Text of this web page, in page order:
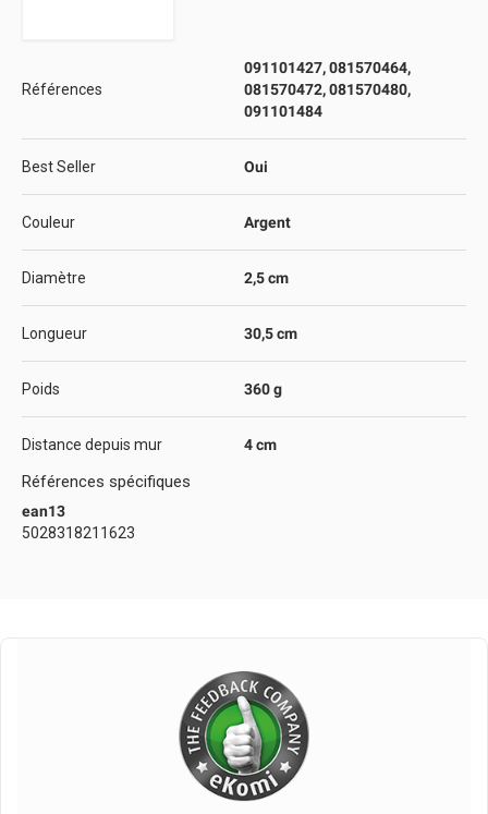
Références
091101427, 081570464,
081570472, 081570480,
091101484
Best Seller Oui
Couleur Argent
Diamètre 2,5 cm
Longueur 30,5 cm
Poids 360 g
Distance depuis mur 4 cm
Références spécifiques
ean13
5028318211623